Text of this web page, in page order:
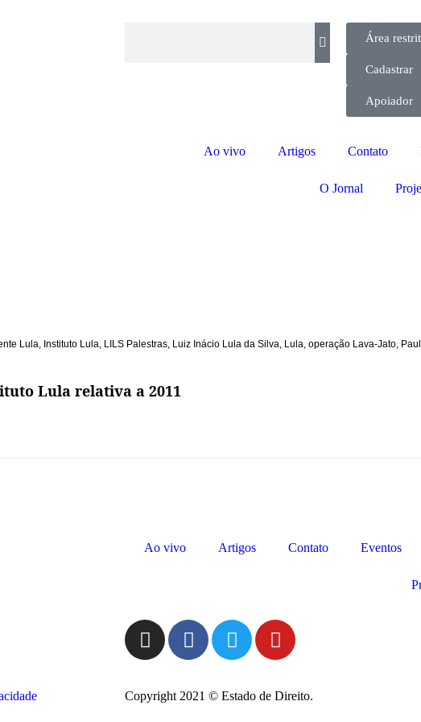
Área
Cadastrar
Apoiador
Ao vivo Artigos Contato
O Jornal
Lula, Instituto Lula, LILS Palestras, Luiz Inácio Lula da Silva, Lula, operação Lava-Jato,
Lula relativa a 2011
Ao vivo Artigos Contato Eventos
Copyright 2021 © Estado de Direito.